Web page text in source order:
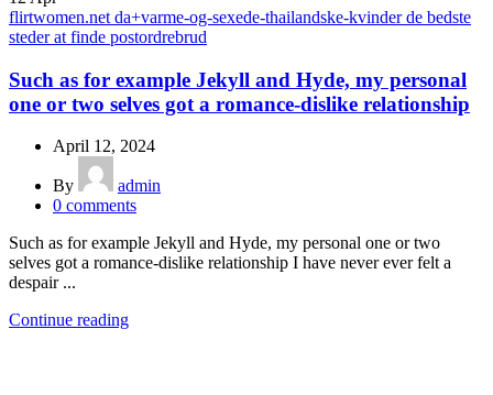
flirtwomen.net da+varme-og-sexede-thailandske-kvinder de bedste
steder at finde postordrebrud
Such as for example Jekyll and Hyde, my personal
one or two selves got a romance-dislike relationship
April 12, 2024
By
admin
0 comments
Such as for example Jekyll and Hyde, my personal one or two
selves got a romance-dislike relationship I have never ever felt a
despair ...
Continue reading